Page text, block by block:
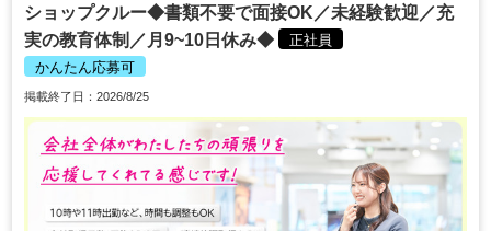
ショップクルー◆書類不要で面接OK／未経験歓迎／充
実の教育体制／月9~10日休み◆
正社員
かんたん応募可
掲載終了日：2026/8/25